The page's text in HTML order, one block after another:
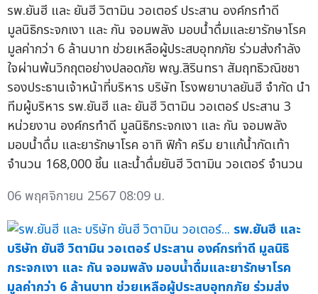
รพ.ยันฮี และ ยันฮี วิตามิน วอเตอร์ ประสาน องค์กรทำดี
มูลนิธิกระจกเงา และ กัน จอมพลัง มอบน้ำดื่มและยารักษาโรค
มูลค่ากว่า 6 ล้านบาท ช่วยเหลือผู้ประสบอุทกภัย ร่วมส่งกำลัง
ใจผ่านพ้นวิกฤตอย่างปลอดภัย พญ.สิรินทรา สัมฤทธิวณิชชา
รองประธานเจ้าหน้าที่บริหาร บริษัท โรงพยาบาลยันฮี จำกัด นำ
ทีมผู้บริหาร รพ.ยันฮี และ ยันฮี วิตามิน วอเตอร์ ประสาน 3
หน่วยงาน องค์กรทำดี มูลนิธิกระจกเงา และ กัน จอมพลัง
มอบน้ำดื่ม และยารักษาโรค อาทิ ฟิก้า ครีม ยาแก้น้ำกัดเท้า
จำนวน 168,000 ชิ้น และน้ำดื่มยันฮี วิตามิน วอเตอร์ จำนวน
06 พฤศจิกายน 2567 08:09 น.
รพ.ยันฮี และ
บริษัท ยันฮี วิตามิน วอเตอร์ ประสาน องค์กรทำดี มูลนิธิ
กระจกเงา และ กัน จอมพลัง มอบน้ำดื่มและยารักษาโรค
มูลค่ากว่า 6 ล้านบาท ช่วยเหลือผู้ประสบอุทกภัย ร่วมส่ง